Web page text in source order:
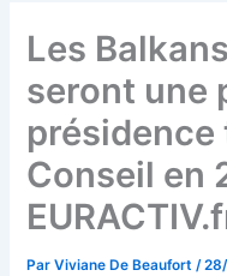
Les
seront une
présidence
Conseil en
ParViviane De Beaufort/